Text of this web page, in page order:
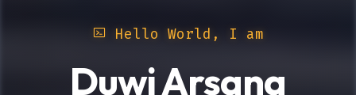
Hello World, I am
Duwi Arsana